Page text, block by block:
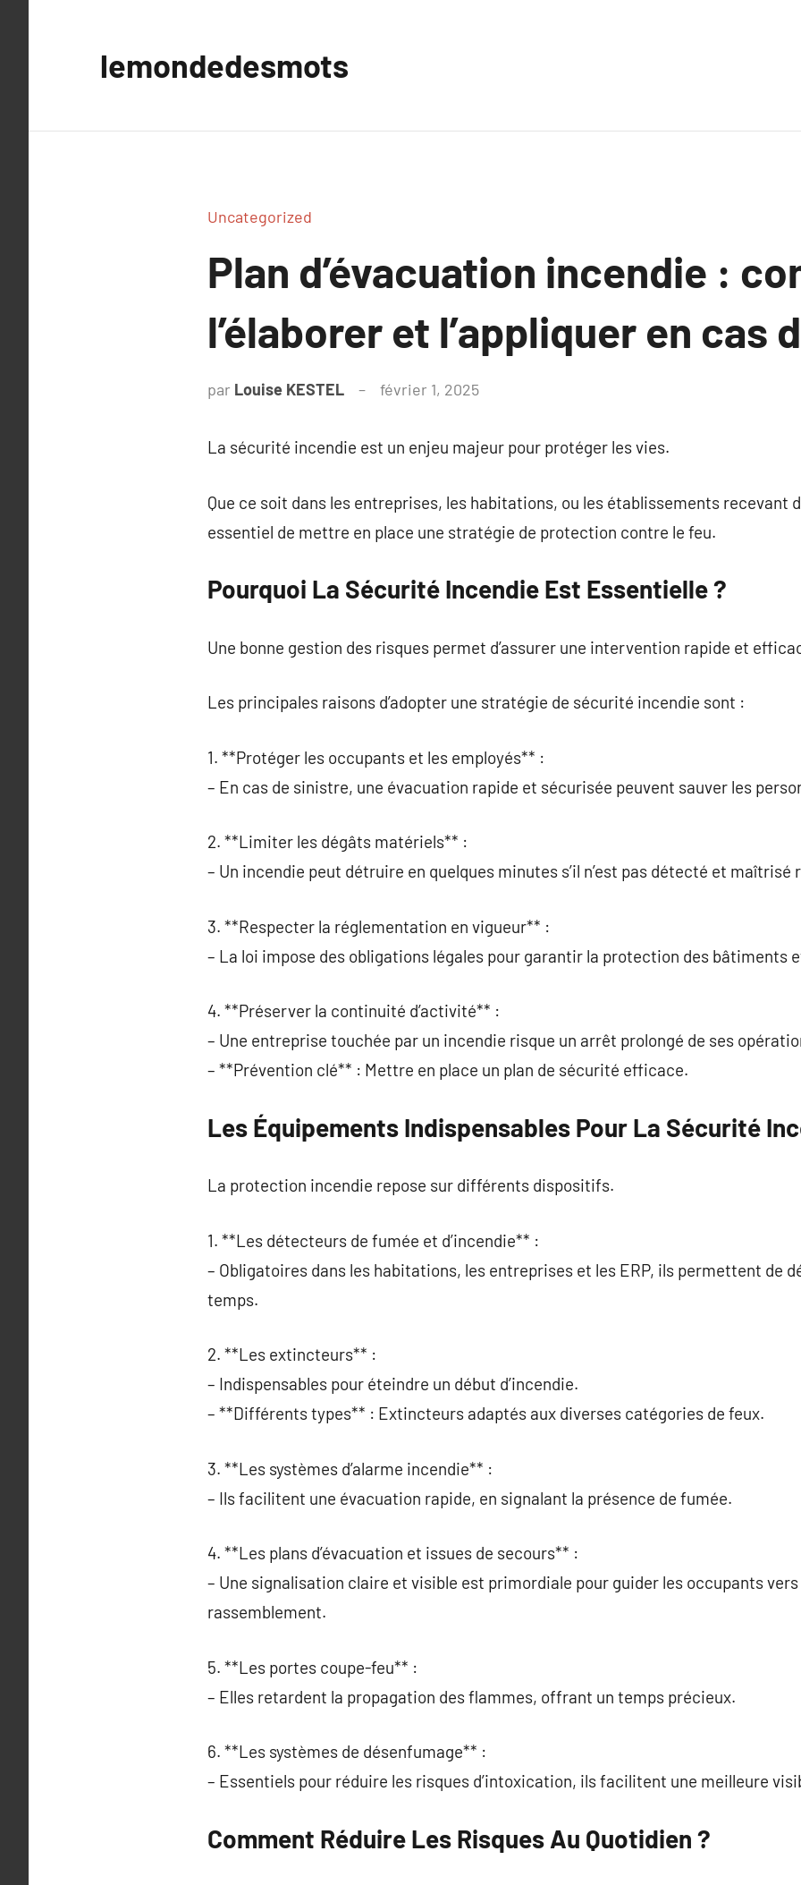
lemondedesmots
Uncategorized
Plan d’évacuation incendie :
l’élaborer et l’appliquer en cas
par Louise KESTEL février 1, 2025
La sécurité incendie est un enjeu majeur pour protéger les vies.
Que ce soit dans les entreprises, les habitations, ou les établissements recevant
essentiel de mettre en place une stratégie de protection contre le feu.
Pourquoi La Sécurité Incendie Est Essentielle ?
Une bonne gestion des risques permet d’assurer une intervention rapide et
Les principales raisons d’adopter une stratégie de sécurité incendie sont :
1. **Protéger les occupants et les employés** :
– En cas de sinistre, une évacuation rapide et sécurisée peuvent sauver les
2. **Limiter les dégâts matériels** :
– Un incendie peut détruire en quelques minutes s’il n’est pas détecté et maîtrisé
3. **Respecter la réglementation en vigueur** :
– La loi impose des obligations légales pour garantir la protection des bâtiments
4. **Préserver la continuité d’activité** :
– Une entreprise touchée par un incendie risque un arrêt prolongé de ses
– **Prévention clé** : Mettre en place un plan de sécurité efficace.
Les Équipements Indispensables Pour La Sécurité
La protection incendie repose sur différents dispositifs.
1. **Les détecteurs de fumée et d’incendie** :
– Obligatoires dans les habitations, les entreprises et les ERP, ils permettent de
temps.
2. **Les extincteurs** :
– Indispensables pour éteindre un début d’incendie.
– **Différents types** : Extincteurs adaptés aux diverses catégories de feux.
3. **Les systèmes d’alarme incendie** :
– Ils facilitent une évacuation rapide, en signalant la présence de fumée.
4. **Les plans d’évacuation et issues de secours** :
– Une signalisation claire et visible est primordiale pour guider les occupants vers
rassemblement.
5. **Les portes coupe-feu** :
– Elles retardent la propagation des flammes, offrant un temps précieux.
6. **Les systèmes de désenfumage** :
– Essentiels pour réduire les risques d’intoxication, ils facilitent une meilleure
Comment Réduire Les Risques Au Quotidien ?